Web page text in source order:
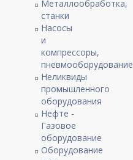
Металлообработка,
станки
Насосы
и
компрессоры,
пневмооборудование
Неликвиды
промышленного
оборудования
Нефте -
Газовое
оборудование
Оборудование